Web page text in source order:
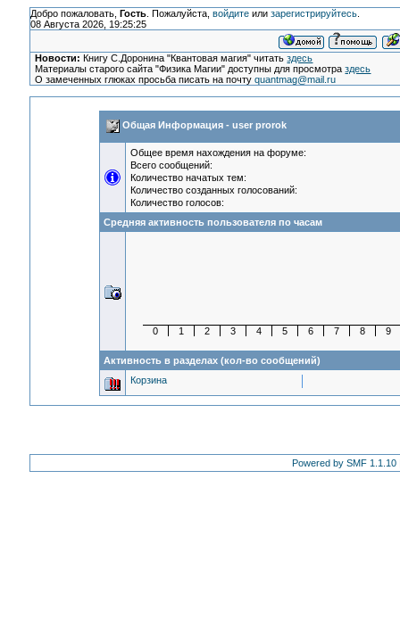
Добро пожаловать, Гость. Пожалуйста, войдитеили зарегистрируйтесь.
08 Августа 2026, 19:25:25
Новости: Книгу С.Доронина "Квантовая магия" читатьздесь
Материалы старого сайта "Физика Магии" доступны для просмотраздесь
О замеченных глюках просьба писать на почтуquantmag@mail.ru
Общая Информация - user prorok
Общее время нахождения на форуме:
Всего сообщений:
Количество начатых тем:
Количество созданных голосований:
Количество голосов:
Средняя активность пользователя по часам
0 1 2 3 4 5 6 7 8 9
Активность в разделах (кол-во сообщений)
Корзина
Powered by SMF 1.1.10